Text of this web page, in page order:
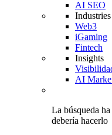
AI SEO
Industries
Web3
iGaming
Fintech
Insights
AI
La búsqueda
debería hacerlo